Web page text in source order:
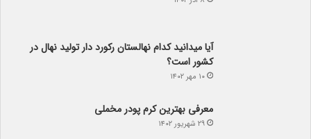
کشور است؟
۱۰ مهر ۱۴۰۲
معرفی بهترین کرم پودر مخملی
آیا در استان اردبیل می توانیم باغ بادام راه اندازی
کنیم؟